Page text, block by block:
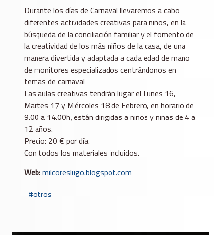
Durante los días de Carnaval llevaremos a cabo
diferentes actividades creativas para niños, en la
búsqueda de la conciliación familiar y el fomento de
la creatividad de los más niños de la casa, de una
manera divertida y adaptada a cada edad de mano
de monitores especializados centrándonos en
temas de carnaval
Las aulas creativas tendrán lugar el Lunes 16,
Martes 17 y Miércoles 18 de Febrero, en horario de
9:00 a 14:00h; están dirigidas a niños y niñas de 4 a
12 años.
Precio: 20 € por día.
Con todos los materiales incluidos.
Web:milcoreslugo.blogspot.com
otros